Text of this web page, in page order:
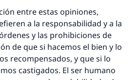
entre estas opiniones,
a la responsabilidad y a la
y las prohibiciones de
de que si hacemos el bien y lo
recompensados, y que si lo
castigados. El ser humano
no. 110845 salvó un
matrimonio.